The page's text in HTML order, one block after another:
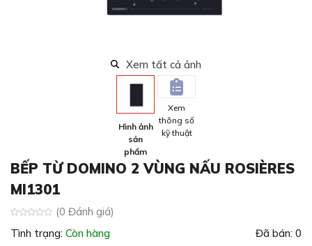
Xem tất cả ảnh
Hình ảnh
sản
phẩm
Xem
thông số
kỹ thuật
BẾP TỪ DOMINO 2 VÙNG NẤU ROSIÈRES
MI1301
(0 Đánh giá)
Tình trạng: Còn hàng Đã bán: 0